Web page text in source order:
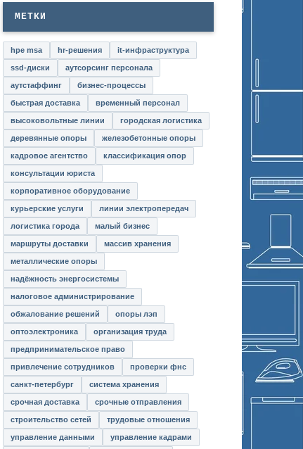
МЕТКИ
hpe msa hr-решения it-инфраструктура
ssd-диски аутсорсинг персонала
аутстаффинг бизнес-процессы
быстрая доставка временный персонал
высоковольтные линии городская логистика
деревянные опоры железобетонные опоры
кадровое агентство классификация опор
консультации юриста
корпоративное оборудование
курьерские услуги линии электропередач
логистика города малый бизнес
маршруты доставки массив хранения
металлические опоры
надёжность энергосистемы
налоговое администрирование
обжалование решений опоры лэп
оптоэлектроника организация труда
предпринимательское право
привлечение сотрудников проверки фнс
санкт-петербург система хранения
срочная доставка срочные отправления
строительство сетей трудовые отношения
управление данными управление кадрами